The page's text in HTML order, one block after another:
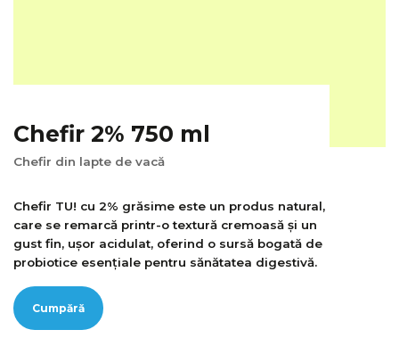
Chefir 2% 750 ml
Chefir din lapte de vacă
Chefir TU! cu 2% grăsime este un produs natural,
care se remarcă printr-o textură cremoasă și un
gust fin, ușor acidulat, oferind o sursă bogată de
probiotice esențiale pentru sănătatea digestivă.
Cumpără